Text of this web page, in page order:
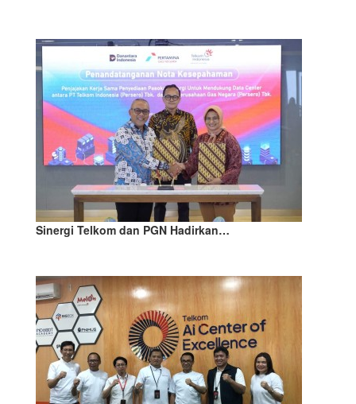
Sinergi Telkom dan PGN Hadirkan…